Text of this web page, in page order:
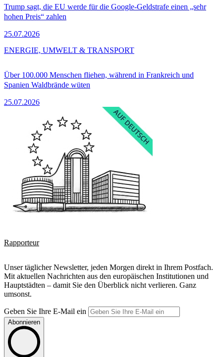
Trump sagt, die EU werde für die Google-Geldstrafe einen „sehr
hohen Preis“ zahlen
25.07.2026
Über 100.000 Menschen fliehen, während in Frankreich und
Spanien Waldbrände wüten
25.07.2026
ENERGIE, UMWELT & TRANSPORT
Rapporteur
Unser täglicher Newsletter, jeden Morgen direkt in Ihrem Postfach.
Mit aktuellen Nachrichten aus den europäischen Institutionen und
Hauptstädten – damit Sie den Überblick nicht verlieren. Ganz
umsonst.
Geben Sie Ihre E-Mail ein
Abonnieren